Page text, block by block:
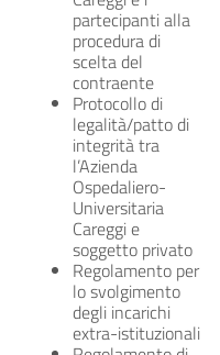
partecipanti alla
procedura di
scelta del
contraente
Protocollo di
legalità/patto di
integrità tra
l’Azienda
Ospedaliero-
Universitaria
Careggi e
soggetto privato
Regolamento per
lo svolgimento
degli incarichi
extra-istituzionali